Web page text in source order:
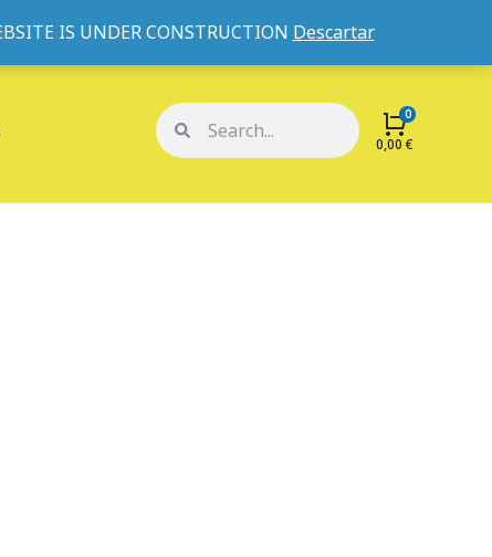
IS UNDER CONSTRUCTION Descartar
Mi cuenta Mis pedidos
0,00€